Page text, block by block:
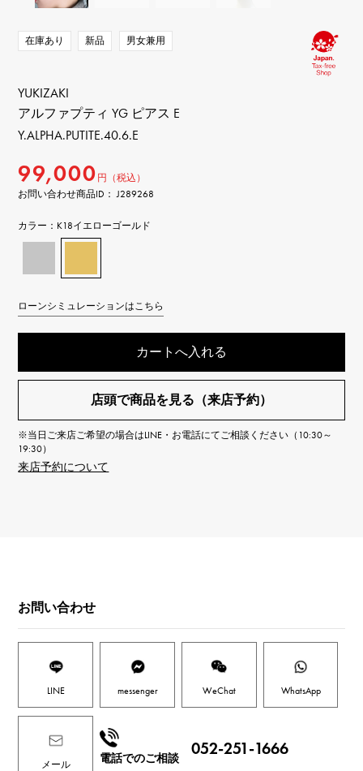
VINTAGE WATCH
在庫あり 新品 男女兼用
YUKIZAKI
アルファプティ YG ピアス E
Y.ALPHA.PUTITE.40.6.E
99,000 円（税込）
お問い合わせ商品ID： J289268
カラー： K18イエローゴールド
ローンシミュレーションはこちら
カートへ入れる
店頭で商品を見る（来店予約）
※当日ご来店ご希望の場合はLINE・お電話にてご相談ください（10:30～
19:30）
来店予約について
お問い合わせ
LINE messenger WeChat WhatsApp
メール 電話でのご相談
052-251-1666